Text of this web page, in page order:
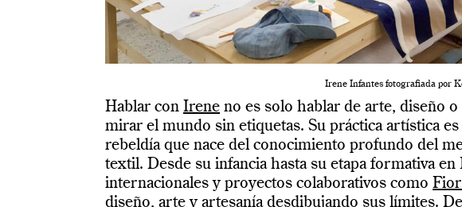
Irene Infantes fotografiada por
Hablar con Irene no es solo hablar de arte, diseño
mirar el mundo sin etiquetas. Su práctica artística
rebeldía que nace del conocimiento profundo del
textil. Desde su infancia hasta su etapa formativa
internacionales y proyectos colaborativos como
diseño, arte y artesanía desdibujando sus límites.